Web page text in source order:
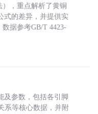
），重点解析了黄铜
式的差异，并提供实
据参考GB/T 4423-
及参数，包括各引脚
系等核心数据，并附